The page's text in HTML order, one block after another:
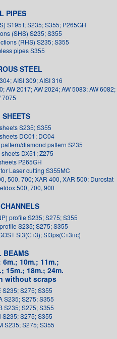
PIPES
S195T; S235; S355; P265GH
(SHS) S235; S355
(RHS) S235; S355
pipes S355
STEEL
AISI 309; AISI 316
AW 2017; AW 2024; AW 5083; AW 6082;
7075
S235; S355
DC01; DC04
diamond pattern S235
DX51; Z275
P265GH
Laser cutting S355MC
500, 700; XAR 400, XAR 500; Durostat
500, 700, 900
profile S235; S275; S355
S235; S275; S355
St3(Ст3); St3ps(Ст3пс)
BEAMS
10m.; 11m.;
15m.; 18m.; 24m.
without scraps
S235; S275; S355
S235; S275; S355
S235; S275; S355
S235; S275; S355
S235; S275; S355